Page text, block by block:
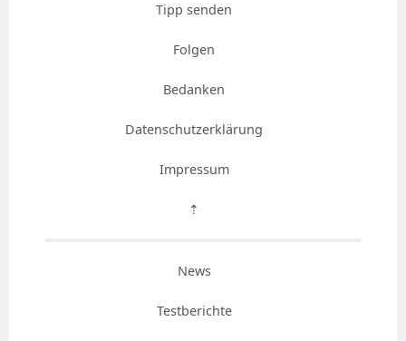
Tipp senden
Folgen
Bedanken
Datenschutzerklärung
Impressum
⇡
News
Testberichte